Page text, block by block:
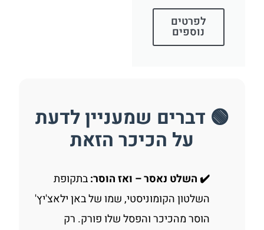
לפרטים
נוספים
🟢 דברים שמעניין לדעת
על הכיכר הזאת
✔️ השלט נאסר – ואז הוסר:בתקופת
השלטון הקומוניסטי, שמו של באן ילאצ'יץ'
הוסר מהכיכר והפסל שלו פורק. רק